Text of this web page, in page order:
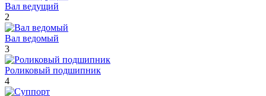
Вал ведущий
2
Вал ведомый
3
Роликовый подшипник
4